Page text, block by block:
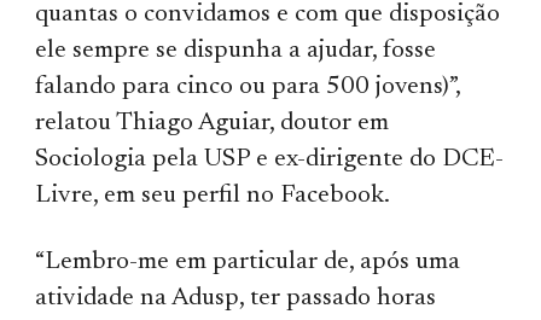
quantas o convidamos e com que disposição
ele sempre se dispunha a ajudar, fosse
falando para cinco ou para 500 jovens)”,
relatou Thiago Aguiar, doutor em
Sociologia pela USP e ex-dirigente do DCE-
Livre, em seu perfil no Facebook.
“Lembro-me em particular de, após uma
atividade na Adusp, ter passado horas